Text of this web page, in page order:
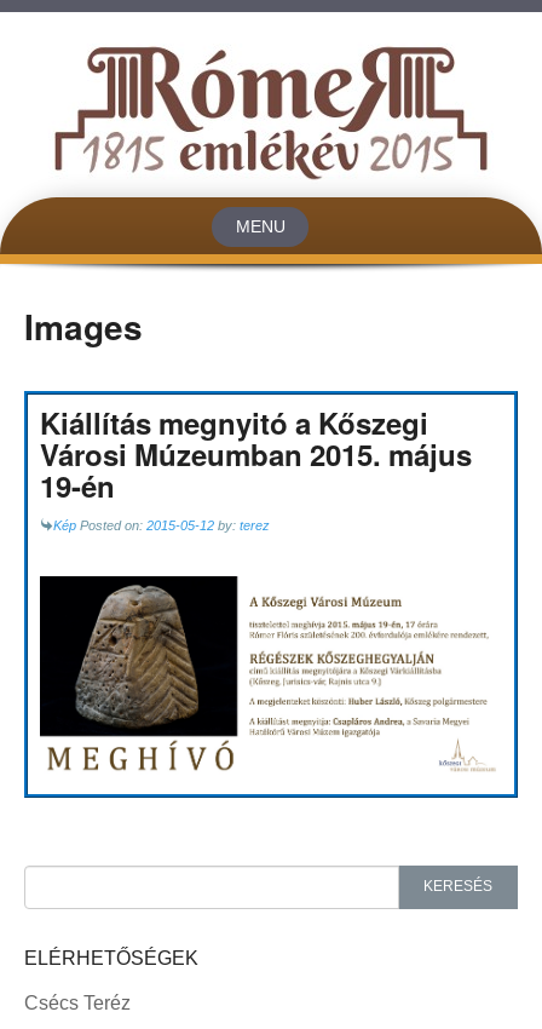
MENU
Images
Kiállítás megnyitó a Kőszegi
Városi Múzeumban 2015. május
19-én
Kép Posted on: 2015-05-12 by: terez
KERESÉS
ELÉRHETŐSÉGEK
Csécs Teréz